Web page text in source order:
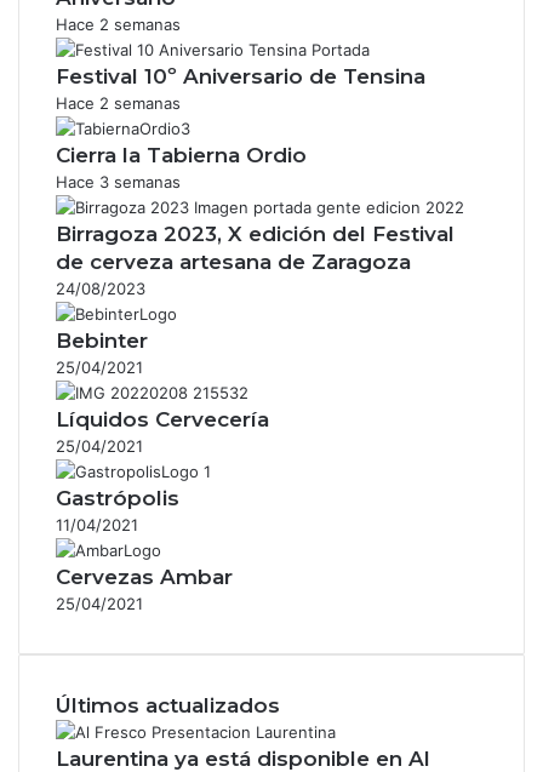
Hace 2 semanas
Festival 10º Aniversario de Tensina
Hace 2 semanas
Cierra la Tabierna Ordio
Hace 3 semanas
Birragoza 2023, X edición del Festival
de cerveza artesana de Zaragoza
24/08/2023
Bebinter
25/04/2021
Líquidos Cervecería
25/04/2021
Gastrópolis
11/04/2021
Cervezas Ambar
25/04/2021
Últimos actualizados
Laurentina ya está disponible en Al